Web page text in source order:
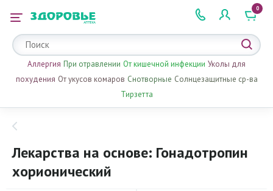
2 505 505
0
Аллергия При отравлении От кишечной инфекции Уколы для
похудения От укусов комаров Снотворные Солнцезащитные ср-ва
Тирзетта
Лекарства на основе: Гонадотропин
хорионический